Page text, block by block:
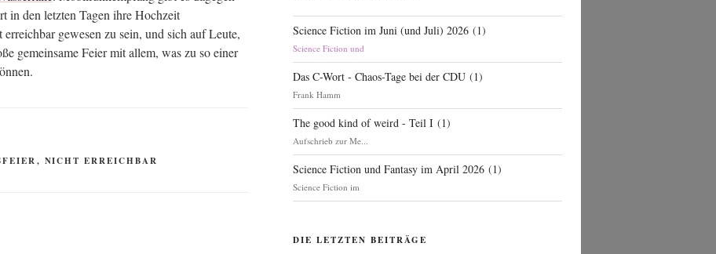
in den letz­ten Tagen ihre Hoch­zeit
gewe­sen zu sein, und sich auf Leu­te,
gemein­sa­me Fei­er mit allem, was zu so einer
, NICHT ERREICHBAR
Science Fiction im Juni (und Juli) 2026 (1)
Science Fiction und
Das C-Wort - Chaos-Tage bei der CDU (1)
Frank Hamm
The good kind of weird - Teil I (1)
Aufschrieb zur Me...
Science Fiction und Fantasy im April 2026 (1)
Science Fiction im
DIE LETZTEN BEITRÄGE